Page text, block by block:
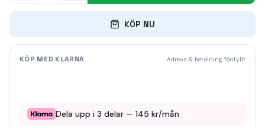
KÖP NU
KÖP MED KLARNA Adress & betalning förifyllt
Dela upp i 3 delar — 145 kr/mån